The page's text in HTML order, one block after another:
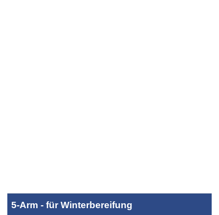
5-Arm - für Winterbereifung